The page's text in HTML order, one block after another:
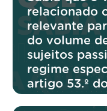
relacionado
relevante
do volume
sujeitos
regime
artigo 53.º